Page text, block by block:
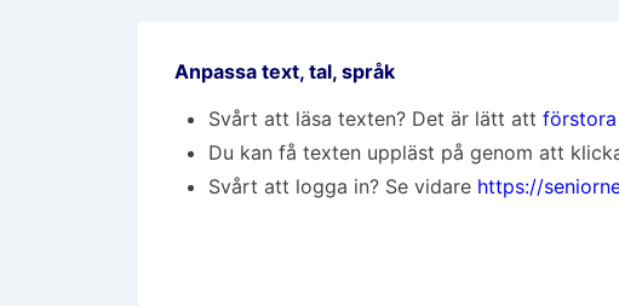
Anpassa text, tal, språk
Svårt att läsa texten? Det är lätt att
Du kan få texten uppläst på genom att
Svårt att logga in? Se vidare https://